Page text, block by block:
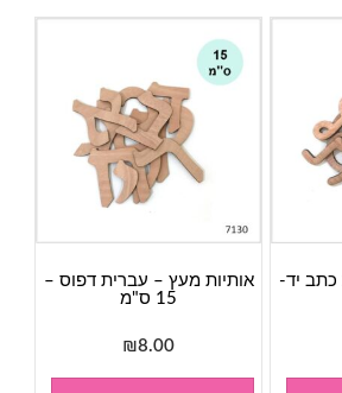
כתב יד-
אותיות מעץ – עברית דפוס –
15 ס"מ
₪8.00